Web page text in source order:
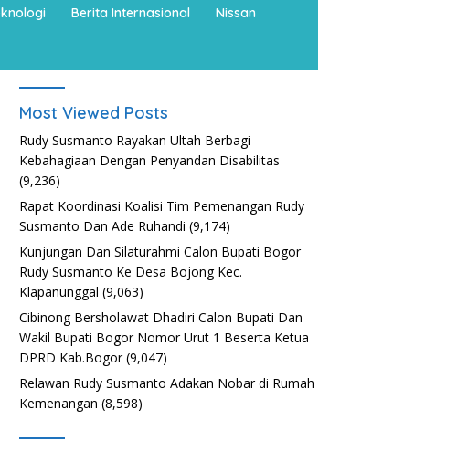
Berita Internasional Nissan
Most Viewed Posts
Rudy Susmanto Rayakan Ultah Berbagi
Kebahagiaan Dengan Penyandan Disabilitas
(9,236)
Rapat Koordinasi Koalisi Tim Pemenangan Rudy
Susmanto Dan Ade Ruhandi (9,174)
Kunjungan Dan Silaturahmi Calon Bupati Bogor
Rudy Susmanto Ke Desa Bojong Kec.
Klapanunggal (9,063)
Cibinong Bersholawat Dhadiri Calon Bupati Dan
Wakil Bupati Bogor Nomor Urut 1 Beserta Ketua
DPRD Kab.Bogor (9,047)
Relawan Rudy Susmanto Adakan Nobar di Rumah
Kemenangan (8,598)